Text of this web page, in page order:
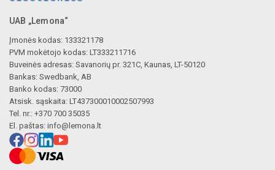
UAB „Lemona“
Įmonės kodas: 133321178
PVM mokėtojo kodas: LT333211716
Buveinės adresas: Savanorių pr. 321C, Kaunas, LT-50120
Bankas: Swedbank, AB
Banko kodas: 73000
Atsisk. sąskaita: LT437300010002507993
Tel. nr.: +370 700 35035
El. paštas: info@lemona.lt